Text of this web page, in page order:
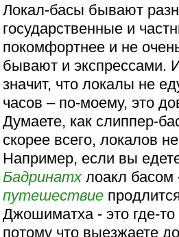
Локал-басы бывают
государственные и
покомфортнее и не
бывают и экспрессами.
значит, что локалы не
часов – по-моему, это
Думаете, как слиппер-
скорее всего, локалов
Например, если вы
Бадринатхлоакл басом
путешествие
Джошиматха - это где-то
потому что выезжаете